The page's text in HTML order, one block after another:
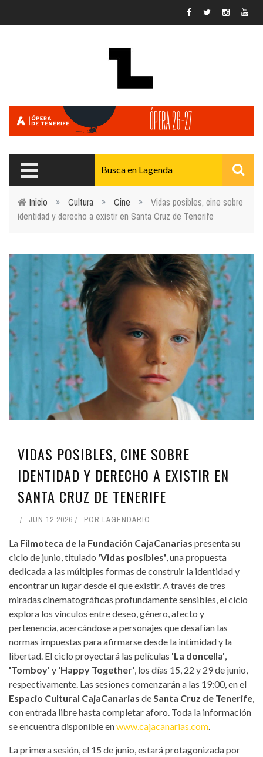
Usted está aquí
Inicio » Cultura » Cine »
Vidas posibles, cine sobre
identidad y derecho a existir en Santa Cruz de Tenerife
VIDAS POSIBLES, CINE SOBRE
IDENTIDAD Y DERECHO A EXISTIR EN
SANTA CRUZ DE TENERIFE
JUN 12 2026 POR LAGENDARIO
La Filmoteca de la Fundación CajaCanarias presenta su
ciclo de junio, titulado 'Vidas posibles', una propuesta
dedicada a las múltiples formas de construir la identidad y
encontrar un lugar desde el que existir. A través de tres
miradas cinematográficas profundamente sensibles, el ciclo
explora los vínculos entre deseo, género, afecto y
pertenencia, acercándose a personajes que desafían las
normas impuestas para afirmarse desde la intimidad y la
libertad. El ciclo proyectará las películas 'La doncella',
'Tomboy' y 'Happy Together', los días 15, 22 y 29 de junio,
respectivamente. Las sesiones comenzarán a las 19:00, en el
Espacio Cultural CajaCanarias deSanta Cruz de Tenerife,
con entrada libre hasta completar aforo. Toda la información
se encuentra disponible enwww.cajacanarias.com.
La primera sesión, el 15 de junio, estará protagonizada por